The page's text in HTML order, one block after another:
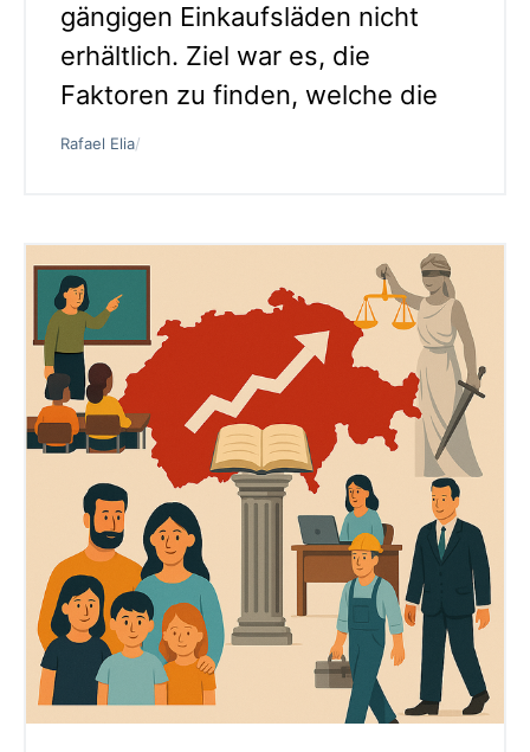
gängigen Einkaufsläden nicht
erhältlich. Ziel war es, die
Faktoren zu finden, welche die
Rafael Elia/